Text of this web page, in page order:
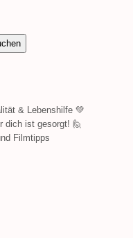
& Lebenshilfe 💚
dich ist gesorgt! 🙋
Filmtipps